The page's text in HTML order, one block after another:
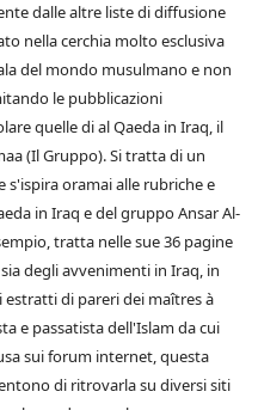
dalle altre liste di diffusione
nella cerchia molto esclusiva
del mondo musulmano e non
le pubblicazioni
quelle di al Qaeda in Iraq, il
(Il Gruppo). Si tratta di un
s'ispira oramai alle rubriche e
in Iraq e del gruppo Ansar Al-
tratta nelle sue 36 pagine
degli avvenimenti in Iraq, in
estratti di pareri dei maîtres à
e passatista dell'Islam da cui
sui forum internet, questa
di ritrovarla su diversi siti